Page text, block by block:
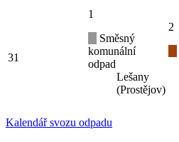
31
1
Směsný
komunální
odpad
Lešany
(Prostějov)
2
Kalendář svozu odpadu